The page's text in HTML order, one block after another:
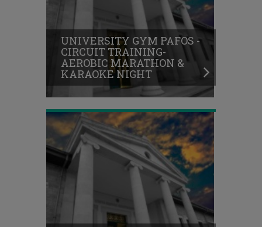
UNIVERSITY GYM PAFOS -
CIRCUIT TRAINING-
AEROBIC MARATHON &
KARAOKE NIGHT
Run
'We
run
for
life'
-
PASYKAF
28/09/2025